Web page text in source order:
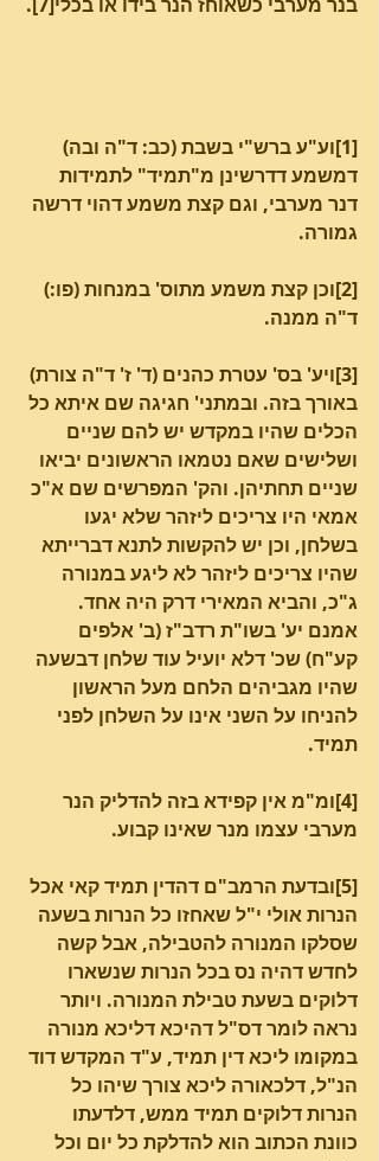
[1]וע"ע ברש"י בשבת (כב: ד"ה ובה)
דמשמע דדרשינן מ"תמיד" לתמידות
דנר מערבי, וגם קצת משמע דהוי דרשה
גמורה.
[2]וכן קצת משמע מתוס' במנחות (פו:)
ד"ה ממנה.
[3]ויע' בס' עטרת כהנים (ד' ז' ד"ה צורת)
באורך בזה. ובמתני' חגיגה שם איתא כל
הכלים שהיו במקדש יש להם שניים
ושלישים שאם נטמאו הראשונים יביאו
שניים תחתיהן. והק' המפרשים שם א"כ
אמאי היו צריכים ליזהר שלא יגעו
בשלחן, וכן יש להקשות לתנא דברייתא
שהיו צריכים ליזהר לא ליגע במנורה
ג"כ, והביא המאירי דרק היה אחד.
אמנם יע' בשו"ת רדב"ז (ב' אלפים
קע"ח) שכ' דלא יועיל עוד שלחן דבשעה
שהיו מגביהים הלחם מעל הראשון
להניחו על השני אינו על השלחן לפני
תמיד.
[4]ומ"מ אין קפידא בזה להדליק הנר
מערבי עצמו מנר שאינו קבוע.
[5]ובדעת הרמב"ם דהדין תמיד קאי אכל
הנרות אולי י"ל שאחזו כל הנרות בשעה
שסלקו המנורה להטבילה, אבל קשה
לחדש דהיה נס בכל הנרות שנשארו
דלוקים בשעת טבילת המנורה. ויותר
נראה לומר דס"ל דהיכא דליכא מנורה
במקומו ליכא דין תמיד, ע"ד המקדש דוד
הנ"ל, דלכאורה ליכא צורך שיהו כל
הנרות דלוקים תמיד ממש, דלדעתו
כוונת הכתוב הוא להדלקת כל יום וכל